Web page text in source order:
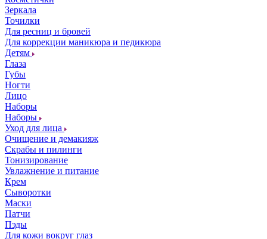
Зеркала
Точилки
Для ресниц и бровей
Для коррекции маникюра и педикюра
Детям
Глаза
Губы
Ногти
Лицо
Наборы
Наборы
Уход для лица
Очищение и демакияж
Скрабы и пилинги
Тонизирование
Увлажнение и питание
Крем
Сыворотки
Маски
Патчи
Пэды
Для кожи вокруг глаз